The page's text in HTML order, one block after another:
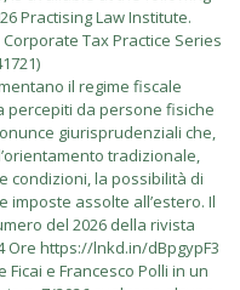
Practising Law Institute.
Tax Practice Series
il regime fiscale
percepiti da persone fisiche
giurisprudenziali che,
tradizionale,
condizioni, la possibilità di
imposte assolte all’estero. Il
del 2026 della rivista
Ore https://lnkd.in/dBpgypF3
e Francesco Polli in un